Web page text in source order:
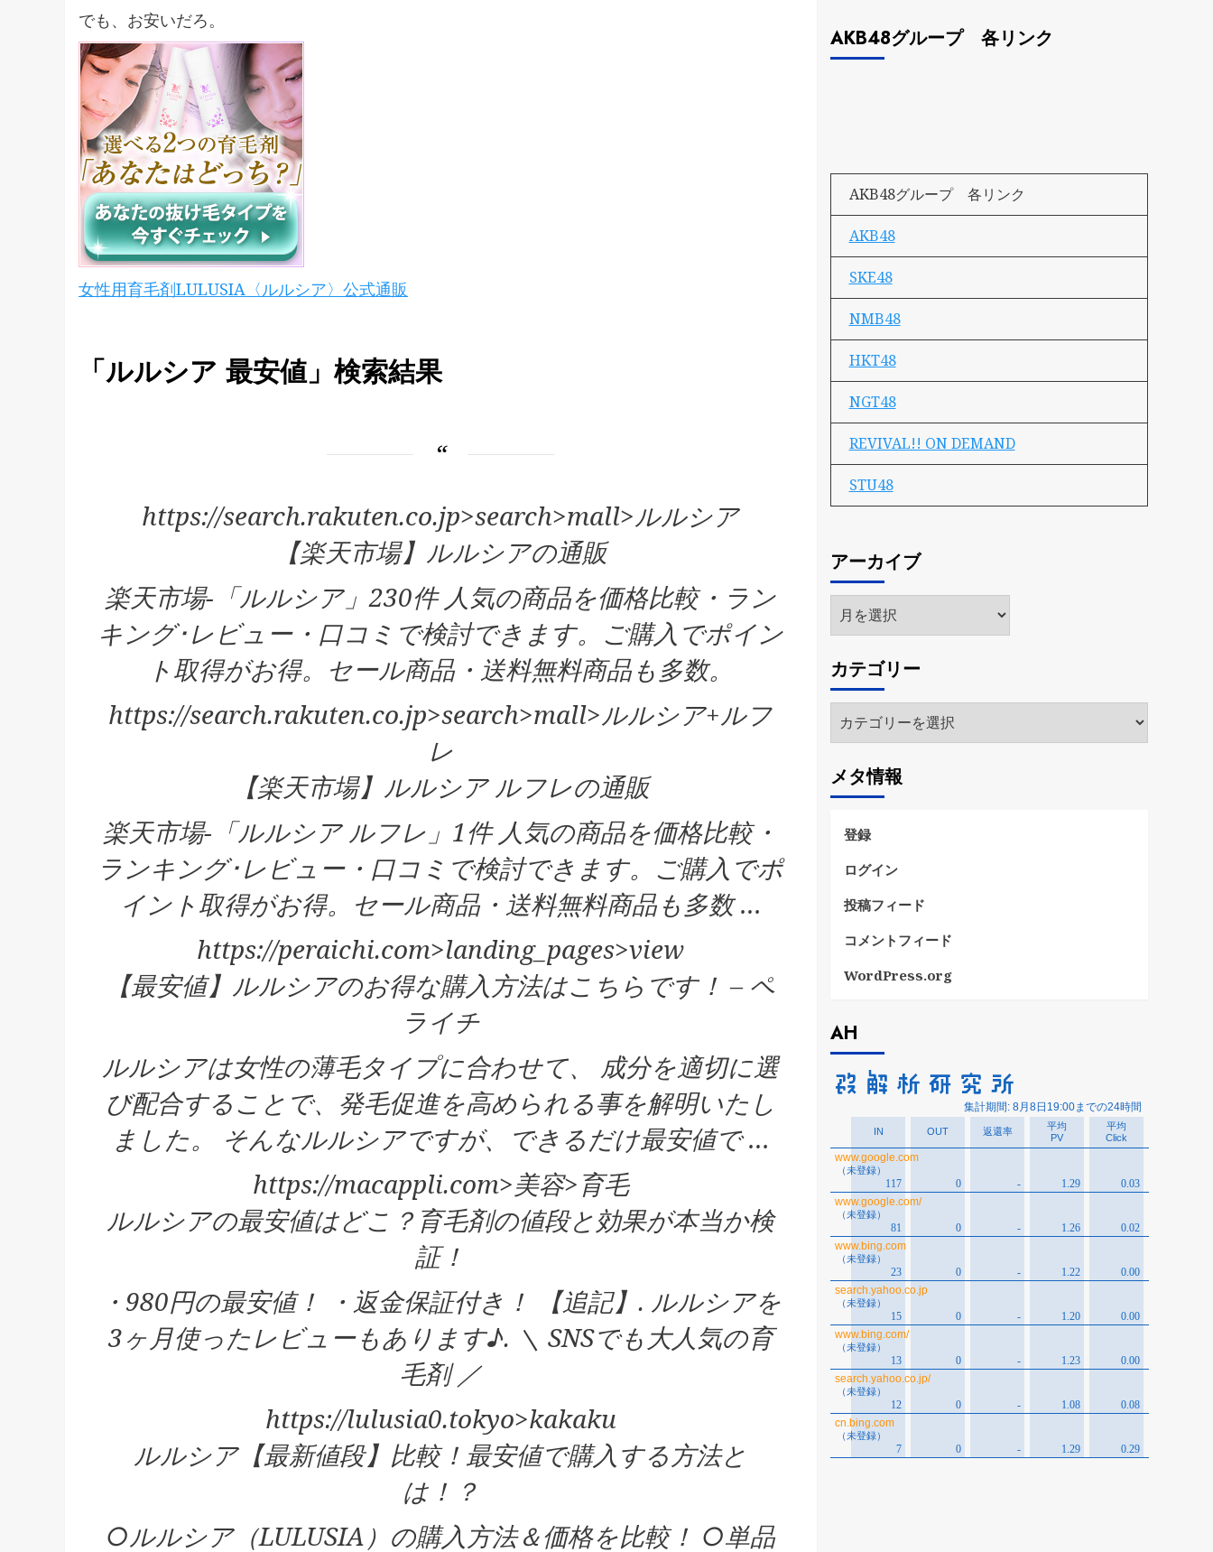
でも、お安いだろ。
女性用育毛剤LULUSIA〈ルルシア〉公式通販
「ルルシア 最安値」検索結果
https://search.rakuten.co.jp>search>mall>ルルシア
【楽天市場】ルルシアの通販
楽天市場-「ルルシア」230件 人気の商品を価格比較・ラン
キング･レビュー・口コミで検討できます。ご購入でポイン
ト取得がお得。セール商品・送料無料商品も多数。
https://search.rakuten.co.jp>search>mall>ルルシア+ルフ
レ
【楽天市場】ルルシア ルフレの通販
楽天市場-「ルルシア ルフレ」1件 人気の商品を価格比較・
ランキング･レビュー・口コミで検討できます。ご購入でポ
イント取得がお得。セール商品・送料無料商品も多数 …
https://peraichi.com>landing_pages>view
【最安値】ルルシアのお得な購入方法はこちらです！ – ペ
ライチ
ルルシアは女性の薄毛タイプに合わせて、 成分を適切に選
び配合することで、発毛促進を高められる事を解明いたし
ました。 そんなルルシアですが、できるだけ最安値で …
https://macappli.com>美容>育毛
ルルシアの最安値はどこ？育毛剤の値段と効果が本当か検
証！
・980円の最安値！ ・返金保証付き！ 【追記】. ルルシアを
3ヶ月使ったレビューもあります♪. ＼ SNSでも大人気の育
毛剤 ／
https://lulusia0.tokyo>kakaku
ルルシア【最新値段】比較！最安値で購入する方法と
は！？
○ルルシア（LULUSIA）の購入方法＆価格を比較！ ○単品
AKB48グループ 各リンク
AKB48グループ 各リンク
AKB48
SKE48
NMB48
HKT48
NGT48
REVIVAL!! ON DEMAND
STU48
アーカイブ
ア
ー
イ
ブ
カテゴリー
テ
リ
ー
メタ情報
登録
ログイン
投稿フィード
コメントフィード
WordPress.org
AH